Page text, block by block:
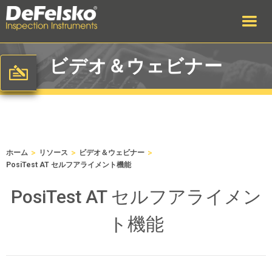
ビデオ＆ウェビナー
ホーム > リソース > ビデオ＆ウェビナー >
PosiTest AT セルフアライメント機能
PosiTest AT セルフアライメン
ト機能